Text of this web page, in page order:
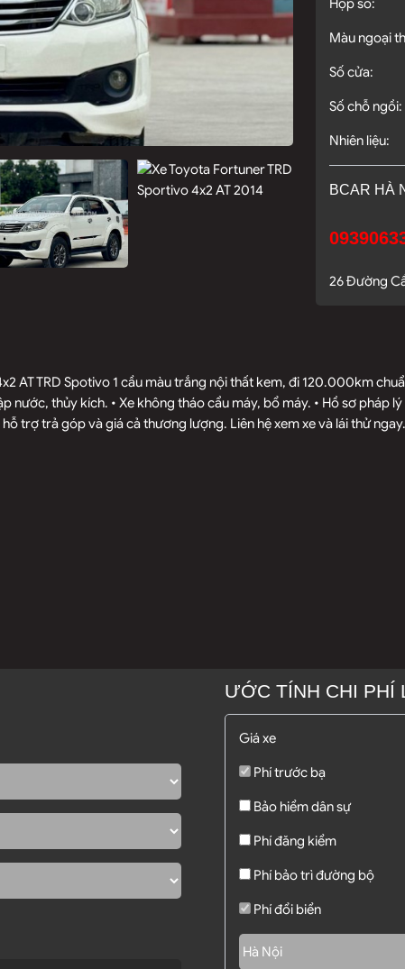
Hộp số:
Màu ngoại
Số cửa:
Số chỗ ngồi:
Nhiên liệu:
BCAR HÀ
26 Đường
AT TRD Spotivo 1 cầu màu trắng nội thất kem, đi 120.000km
nước, thủy kích. • Xe không tháo cẩu máy, bổ máy. • Hồ sơ pháp
trợ trả góp và giá cả thương lượng. Liên hệ xem xe và lái thử ngay.
ƯỚC TÍNH CHI PHÍ
Giá xe
Phí trước bạ
Bảo hiểm dân sự
Phí đăng kiểm
Phí bảo trì đường bộ
Phí đổi biển